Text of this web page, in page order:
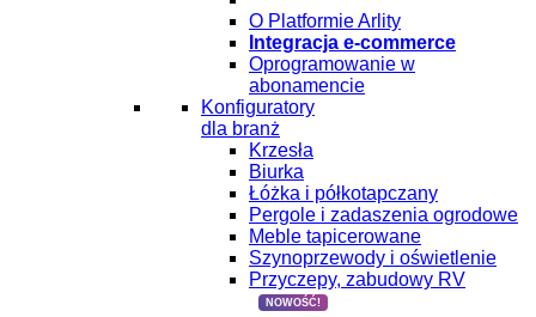
O Platformie Arlity
Integracja e-commerce
Oprogramowanie w
abonamencie
Konfiguratory
dla branż
Krzesła
Biurka
Łóżka i półkotapczany
Pergole i zadaszenia ogrodowe
Meble tapicerowane
Szynoprzewody i oświetlenie
Przyczepy, zabudowy RV
NOWOŚĆ!